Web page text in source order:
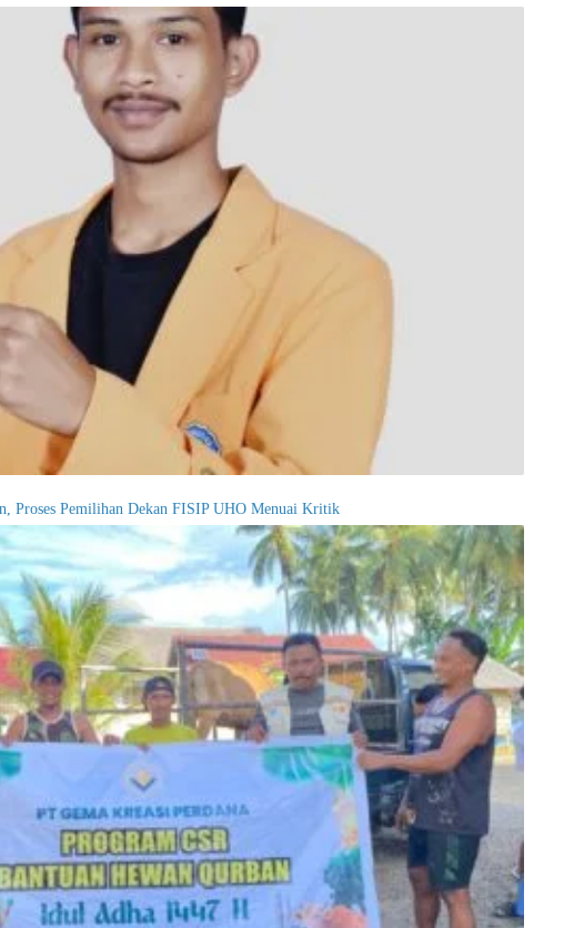
Proses Pemilihan Dekan FISIP UHO Menuai Kritik